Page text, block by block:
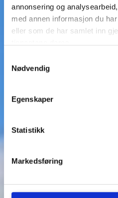
annonsering og
med annen informasjon du
eller som de har samlet inn
Nødvendig
Egenskaper
Statistikk
Markedsføring